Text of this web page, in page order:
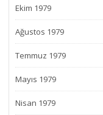
Ekim 1979
Ağustos 1979
Temmuz 1979
Mayıs 1979
Nisan 1979